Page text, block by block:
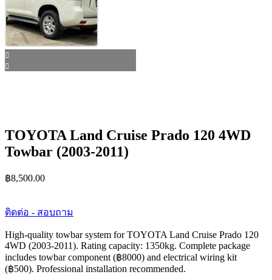
TOYOTA Land Cruise Prado 120 4WD
Towbar (2003-2011)
฿8,500.00
ติดต่อ - สอบถาม
High-quality towbar system for TOYOTA Land Cruise Prado 120
4WD (2003-2011). Rating capacity: 1350kg. Complete package
includes towbar component (฿8000) and electrical wiring kit
(฿500). Professional installation recommended.